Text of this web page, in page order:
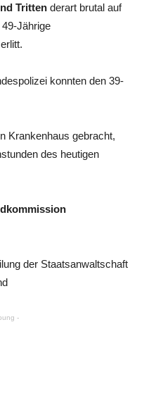
Tritten derart brutal auf
Jährige
erlitt.
konnten den 39-
Krankenhaus gebracht,
des heutigen
der Staatsanwaltschaft
-